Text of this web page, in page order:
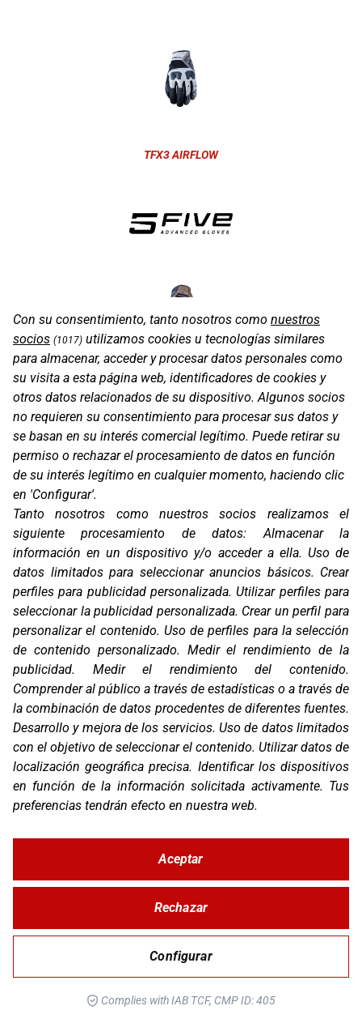
TFX3 AIRFLOW
TFX4 WOMAN
TFX5
Con su consentimiento, tanto nosotros como nuestros
socios (1017) utilizamos cookies u tecnologías similares
para almacenar, acceder y procesar datos personales como
su visita a esta página web, identificadores de cookies y
otros datos relacionados de su dispositivo. Algunos socios
no requieren su consentimiento para procesar sus datos y
se basan en su interés comercial legítimo. Puede retirar su
permiso o rechazar el procesamiento de datos en función
de su interés legítimo en cualquier momento, haciendo clic
en 'Configurar'.
Tanto nosotros como nuestros socios realizamos el
siguiente procesamiento de datos:Almacenar la
información en un dispositivo y/o acceder a ella. Uso de
datos limitados para seleccionar anuncios básicos. Crear
perfiles para publicidad personalizada.Utilizar perfiles para
seleccionar la publicidad personalizada. Crear un perfil para
personalizar el contenido. Uso de perfiles para la selección
de contenido personalizado. Medir el rendimiento de la
publicidad. Medir el rendimiento del contenido.
Comprender al público a través de estadísticas o a través de
la combinación de datos procedentes de diferentes fuentes.
Desarrollo y mejora de los servicios.Uso de datos limitados
con el objetivo de seleccionar el contenido. Utilizar datos de
localización geográfica precisa. Identificar los dispositivos
en función de la información solicitada activamente. Tus
preferencias tendrán efecto en nuestra web.
Configurar
Rechazar
Aceptar
Complies with IAB TCF, CMP ID: 405